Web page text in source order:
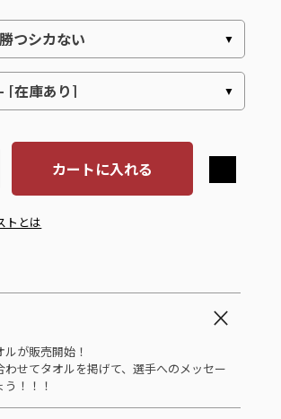
カートに入れる
トとは
が販売開始！
わせてタオルを掲げて、選手へのメッセー
！！！